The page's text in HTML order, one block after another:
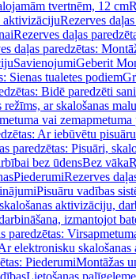
tvertnēm, 12 cm
aktivizācijuRezerves
Rezerves daļas
daļas paredzētas:
SavienojumiGeberit
Sienas tualetes podiem
Bidē paredzēti
režīms, ar skalošanas malu
vai zemapmetuma
Ar iebūvētu
paredzētas: Pisuāri,
bez ūdensBez vāka
PiederumiRezerves
Pisuāru vadības
aktivizāciju,
izmantojot
paredzētas:
elektronisku
PiederumiMontāžas
Lietošanas